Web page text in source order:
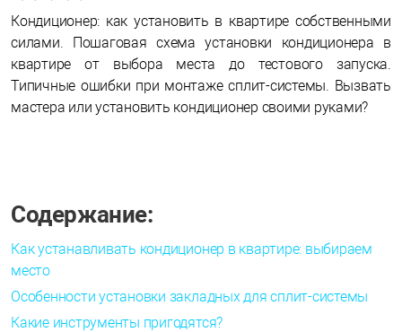
Кондиционер: как установить в квартире собственными
силами. Пошаговая схема установки кондиционера в
квартире от выбора места до тестового запуска.
Типичные ошибки при монтаже сплит-системы. Вызвать
мастера или установить кондиционер своими руками?
Содержание:
Как устанавливать кондиционер в квартире: выбираем
место
Особенности установки закладных для сплит-системы
Какие инструменты пригодятся?